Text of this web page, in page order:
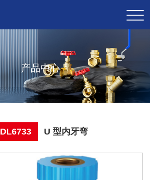
产品中心
DL6733 U 型内牙弯